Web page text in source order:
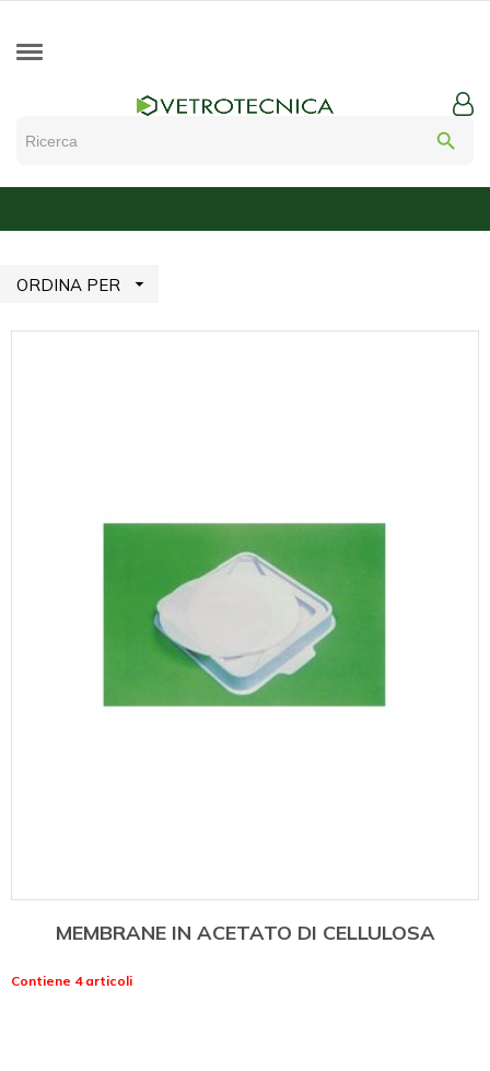
search
ORDINA PER 
MEMBRANE IN ACETATO DI CELLULOSA
Contiene 4 articoli